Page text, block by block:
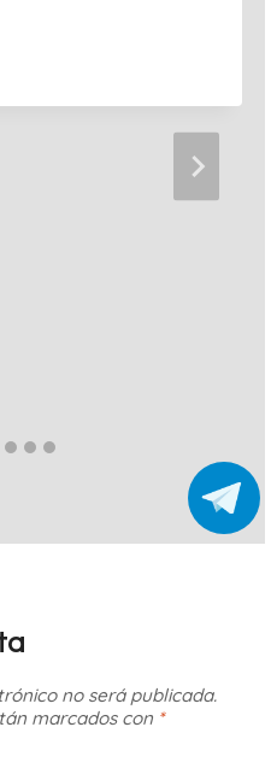
no será publicada.
marcados con *